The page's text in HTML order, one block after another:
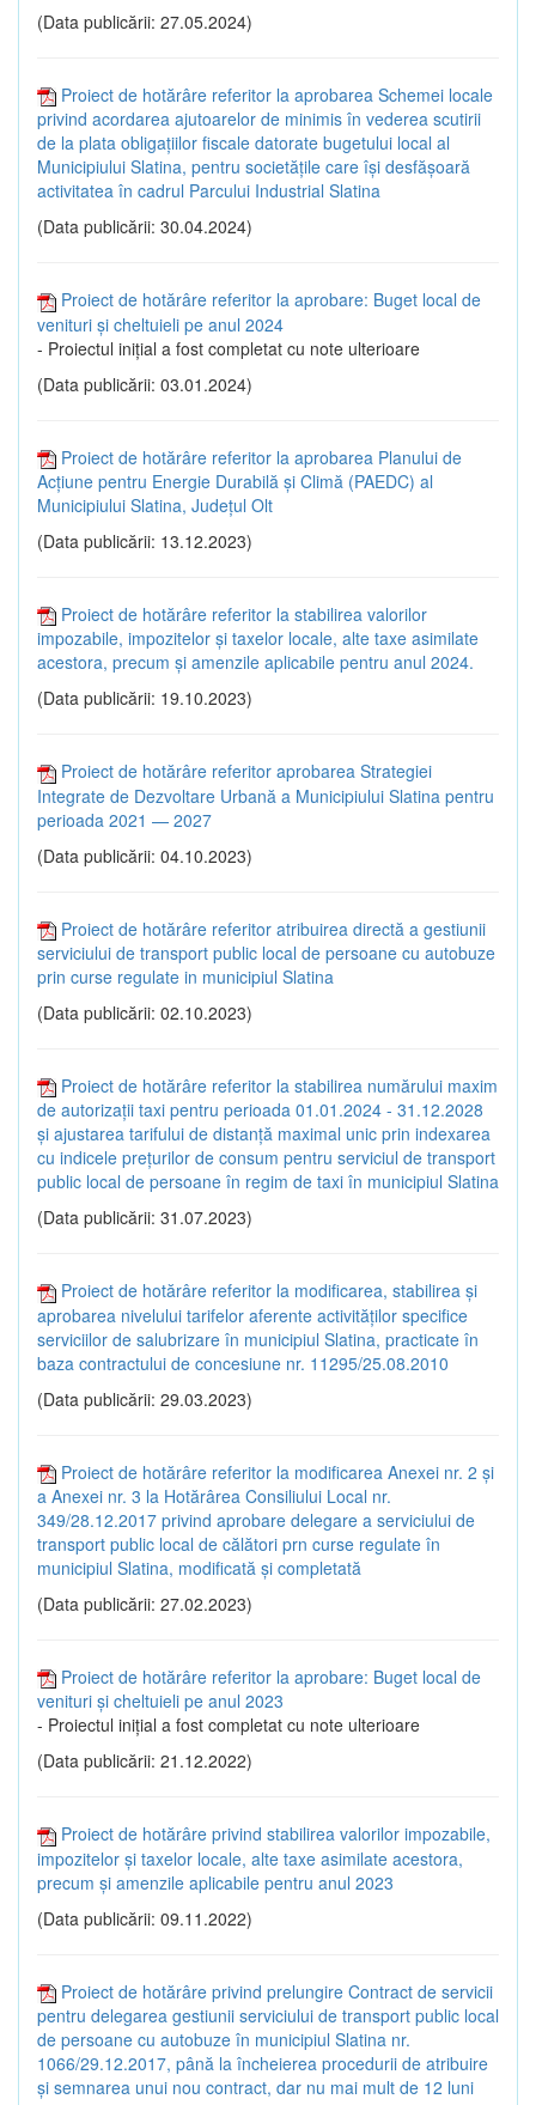
(Data publicării: 27.05.2024)
Proiect de hotărâre referitor la aprobarea Schemei locale
privind acordarea ajutoarelor de minimis în vederea scutirii
de la plata obligațiilor fiscale datorate bugetului local al
Municipiului Slatina, pentru societățile care își desfășoară
activitatea în cadrul Parcului Industrial Slatina
(Data publicării: 30.04.2024)
Proiect de hotărâre referitor la aprobare: Buget local de
venituri și cheltuieli pe anul 2024
- Proiectul inițial a fost completat cu note ulterioare
(Data publicării: 03.01.2024)
Proiect de hotărâre referitor la aprobarea Planului de
Acțiune pentru Energie Durabilă și Climă (PAEDC) al
Municipiului Slatina, Județul Olt
(Data publicării: 13.12.2023)
Proiect de hotărâre referitor la stabilirea valorilor
impozabile, impozitelor şi taxelor locale, alte taxe asimilate
acestora, precum şi amenzile aplicabile pentru anul 2024.
(Data publicării: 19.10.2023)
Proiect de hotărâre referitor aprobarea Strategiei
Integrate de Dezvoltare Urbană a Municipiului Slatina pentru
perioada 2021 — 2027
(Data publicării: 04.10.2023)
Proiect de hotărâre referitor atribuirea directă a gestiunii
serviciului de transport public local de persoane cu autobuze
prin curse regulate in municipiul Slatina
(Data publicării: 02.10.2023)
Proiect de hotărâre referitor la stabilirea numărului maxim
de autorizații taxi pentru perioada 01.01.2024 - 31.12.2028
și ajustarea tarifului de distanță maximal unic prin indexarea
cu indicele prețurilor de consum pentru serviciul de transport
public local de persoane în regim de taxi în municipiul Slatina
(Data publicării: 31.07.2023)
Proiect de hotărâre referitor la modificarea, stabilirea și
aprobarea nivelului tarifelor aferente activităților specifice
serviciilor de salubrizare în municipiul Slatina, practicate în
baza contractului de concesiune nr. 11295/25.08.2010
(Data publicării: 29.03.2023)
Proiect de hotărâre referitor la modificarea Anexei nr. 2 și
a Anexei nr. 3 la Hotărârea Consiliului Local nr.
349/28.12.2017 privind aprobare delegare a serviciului de
transport public local de călători prn curse regulate în
municipiul Slatina, modificată și completată
(Data publicării: 27.02.2023)
Proiect de hotărâre referitor la aprobare: Buget local de
venituri și cheltuieli pe anul 2023
- Proiectul inițial a fost completat cu note ulterioare
(Data publicării: 21.12.2022)
Proiect de hotărâre privind stabilirea valorilor impozabile,
impozitelor și taxelor locale, alte taxe asimilate acestora,
precum și amenzile aplicabile pentru anul 2023
(Data publicării: 09.11.2022)
Proiect de hotărâre privind prelungire Contract de servicii
pentru delegarea gestiunii serviciului de transport public local
de persoane cu autobuze în municipiul Slatina nr.
1066/29.12.2017, până la încheierea procedurii de atribuire
și semnarea unui nou contract, dar nu mai mult de 12 luni